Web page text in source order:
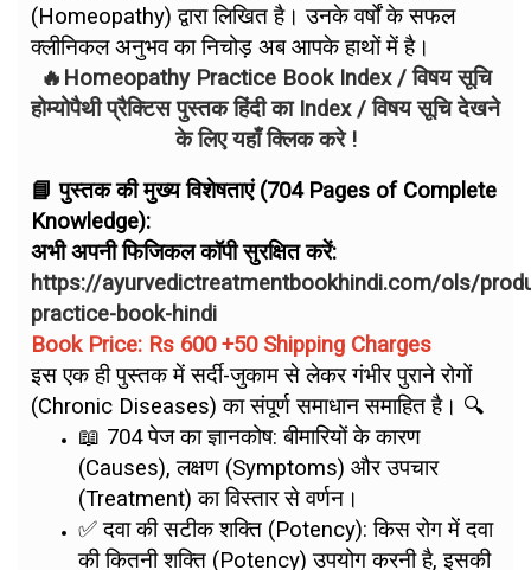
(Homeopathy) द्वारा लिखित है। उनके वर्षों के सफल
क्लीनिकल अनुभव का निचोड़ अब आपके हाथों में है।
🔥Homeopathy Practice Book Index / विषय सूचि
होम्योपैथी प्रैक्टिस पुस्तक हिंदी का Index / विषय सूचि देखने
के लिए यहाँ क्लिक करे !
📘 पुस्तक की मुख्य विशेषताएं (704 Pages of Complete
Knowledge):
अभी अपनी फिजिकल कॉपी सुरक्षित करें:
https://ayurvedictreatmentbookhindi.com/ols/
practice-book-hindi
Book Price: Rs 600 +50 Shipping Charges
इस एक ही पुस्तक में सर्दी-जुकाम से लेकर गंभीर पुराने रोगों
(Chronic Diseases) का संपूर्ण समाधान समाहित है। 🔍
📖 704 पेज का ज्ञानकोष: बीमारियों के कारण
(Causes), लक्षण (Symptoms) और उपचार
(Treatment) का विस्तार से वर्णन।
✅ दवा की सटीक शक्ति (Potency): किस रोग में दवा
की कितनी शक्ति (Potency) उपयोग करनी है, इसकी